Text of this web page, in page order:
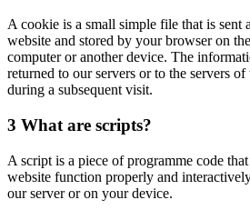
A cookie is a small simple file that is sent
website and stored by your browser on
computer or another device. The
returned to our servers or to the servers
during a subsequent visit.
3 What are scripts?
A script is a piece of programme code
website function properly and
our server or on your device.